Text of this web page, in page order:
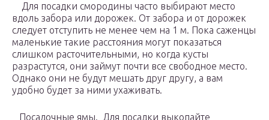
Для посадки смородины часто выбирают место
вдоль забора или дорожек. От забора и от дорожек
следует отступить не менее чем на 1 м. Пока саженцы
маленькие такие расстояния могут показаться
слишком расточительными, но когда кусты
разрастутся, они займут почти все свободное место.
Однако они не будут мешать друг другу, а вам
удобно будет за ними ухаживать.
Посадочные ямы. Для посадки выкопайте